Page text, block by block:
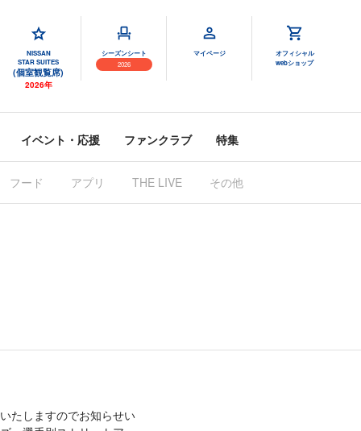
NISSAN
STAR SUITES
(個室観覧席)
2026年
シーズンシート
2026
マイページ
オフィシャル
webショップ
イベント・応援 ファンクラブ 特集
フード アプリ THE LIVE その他
たしますのでお知らせい